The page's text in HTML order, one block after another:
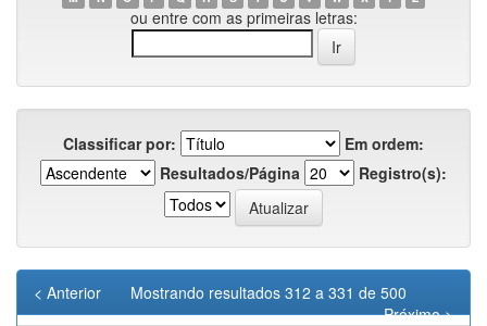
ou entre com as primeiras letras:
Classificar por:
Em ordem:
Resultados/Página
Registro(s):
Mostrando resultados 312 a 331 de 500
< Anterior
Próximo >